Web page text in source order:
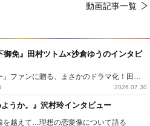
動画記事一覧
御免』田村ツトム×沙倉ゆうのインタビ
『侍タイムスリッパー』ファンに贈る、まさかのドラマ化！田村ツトム×沙倉ゆうのが語る『心配無用ノ介』撮影秘話
2026.07.30
ようか。』沢村玲インタビュー
を越えて…理想の恋愛像について語る